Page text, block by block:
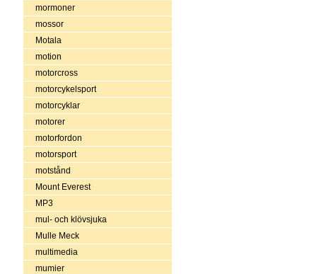
mormoner
mossor
Motala
motion
motorcross
motorcykelsport
motorcyklar
motorer
motorfordon
motorsport
motstånd
Mount Everest
MP3
mul- och klövsjuka
Mulle Meck
multimedia
mumier